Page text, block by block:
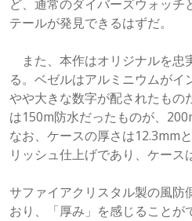
ど、通常のダイバーズウォッチ
テールが発見できるはずだ。
また、本作はオリジナルを忠
る。ベゼルはアルミニウムが
やや大きな数字が配されたもの
は150m防水だったものが、
なお、ケースの厚さは12.3mm
リッシュ仕上げであり、ケース
サファイアクリスタル製の風防
おり、「厚み」を感じることが